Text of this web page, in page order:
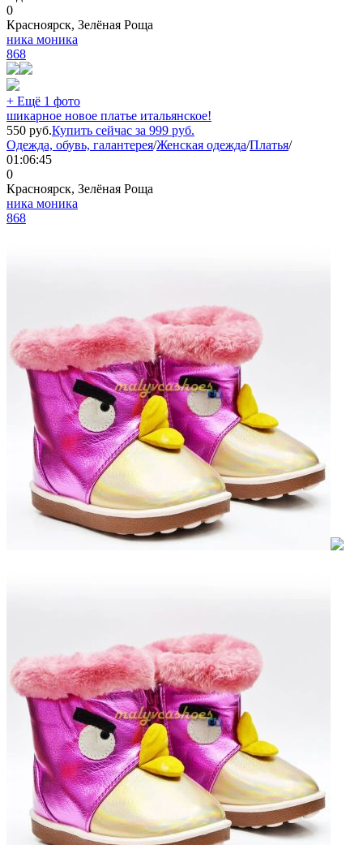
0
Красноярск, Зелёная Роща
ника моника
868
+ Ещё 1 фото
шикарное новое платье итальянское!
550 руб.Купить сейчас за 999 руб.
Одежда, обувь, галантерея/Женская одежда/Платья/
01:06:45
0
Красноярск, Зелёная Роща
ника моника
868